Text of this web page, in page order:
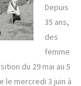
Depuis
35 ans,
des
femme
du 29 mai au 5
le mercredi 3 juin à